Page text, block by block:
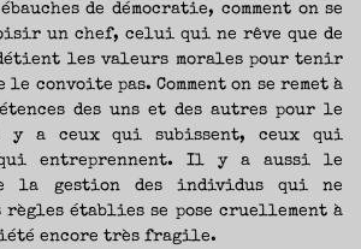
de démocratie, comment on se
un chef, celui qui ne rêve que de
les valeurs morales pour tenir
convoite pas. Comment on se remet à
des uns et des autres pour le
a ceux qui subissent, ceux qui
entreprennent. Il y a aussi le
la gestion des individus qui ne
règles établies se pose cruellement à
encore très fragile.